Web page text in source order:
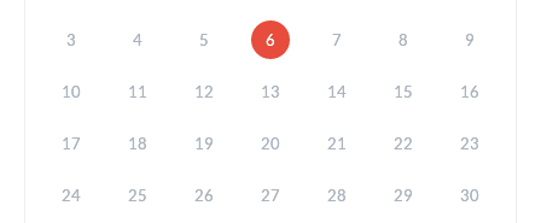
3 4 5 6 7 8 9
10 11 12 13 14 15 16
17 18 19 20 21 22 23
24 25 26 27 28 29 30